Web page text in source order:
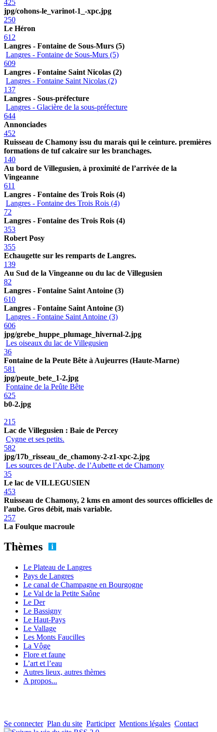
425
jpg/cohons-le_varinot-1_-xpc.jpg
250
Le Héron
612
Langres - Fontaine de Sous-Murs (5)
Langres - Fontaine de Sous-Murs (5)
609
Langres - Fontaine Saint Nicolas (2)
Langres - Fontaine Saint Nicolas (2)
137
Langres - Sous-préfecture
Langres - Glacière de la sous-préfecture
644
Annonciades
452
Ruisseau de Chamony issu du marais qui le ceinture. premières
formations de tuf calcaire sur les branchages.
140
Au bord de Villegusien, à proximité de l’arrivée de la
Vingeanne
611
Langres - Fontaine des Trois Rois (4)
Langres - Fontaine des Trois Rois (4)
72
Langres - Fontaine des Trois Rois (4)
353
Robert Posy
355
Echaugette sur les remparts de Langres.
139
Au Sud de la Vingeanne ou du lac de Villegusien
82
Langres - Fontaine Saint Antoine (3)
610
Langres - Fontaine Saint Antoine (3)
Langres - Fontaine Saint Antoine (3)
606
jpg/grebe_huppe_plumage_hivernal-2.jpg
Les oiseaux du lac de Villegusien
36
Fontaine de la Peute Bête à Aujeurres (Haute-Marne)
581
jpg/peute_bete_1-2.jpg
Fontaine de la Peûte Bête
625
b0-2.jpg
215
Lac de Villegusien : Baie de Percey
Cygne et ses petits.
582
jpg/17b_risseau_de_chamony-2-z1-xpc-2.jpg
Les sources de l’Aube, de l’Aubette et de Chamony
35
Le lac de VILLEGUSIEN
453
Ruisseau de Chamony, 2 kms en amont des sources officielles de
l’aube. Gros débit, mais variable.
257
La Foulque macroule
Thèmes
Le Plateau de Langres
Pays de Langres
Le canal de Champagne en Bourgogne
Le Val de la Petite Saône
Le Der
Le Bassigny
Le Haut-Pays
Le Vallage
Les Monts Faucilles
La Vôge
Flore et faune
L’art et l’eau
Autres lieux, autres thèmes
A propos...
Se connecter Plan du site Participer Mentions légales Contact